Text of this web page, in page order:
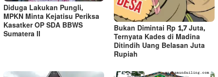
Diduga Lakukan Pungli,
MPKN Minta Kejatisu Periksa
Kasatker OP SDA BBWS
Sumatera II
Bukan Dimintai Rp 1,7 Juta,
Ternyata Kades di Madina
Ditindih Uang Belasan Juta
Rupiah